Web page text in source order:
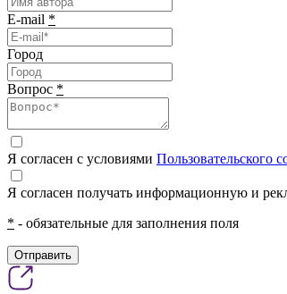
E-mail *
Город
Вопрос *
Я согласен с условиями Пользовательского
Я согласен получать информационную и
* - обязательные для заполнения поля
Отправить